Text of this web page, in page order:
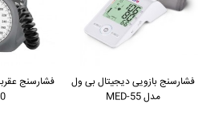
فشارسنج
فشارسنج بازویی دیجیتال بی ول
مدل MED-55